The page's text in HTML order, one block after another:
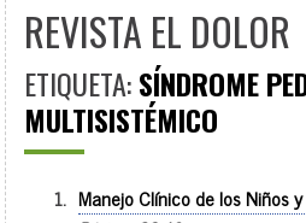
REVISTA EL DOLOR
ETIQUETA:SÍNDROME
MULTISISTÉMICO
1. Manejo Clínico de los Niños